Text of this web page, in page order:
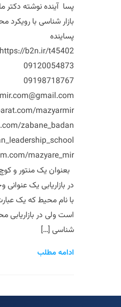
پسا آینده نوشته دکتر
بازار شناسی با رویکرد
پساینده
https://b2n.ir/t45402
09120054873
09198718767
mazyarmir
zabane_badan
mazyare_mir
بعنوان یک منتور و
در بازاریابی یک عنوانی
با نام محیط که یک
است ولی در بازاریابی
شناسی […]
ادامه مطلب